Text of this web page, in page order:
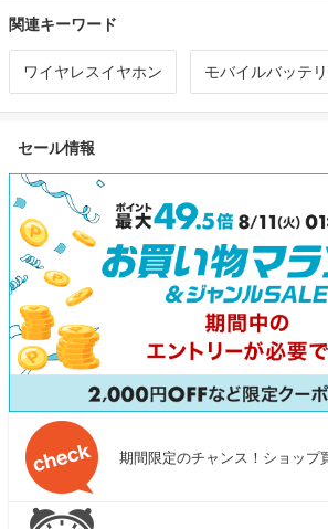
関連キーワード
ワイヤレスイヤホン モバイルバッテ
セール情報
期間限定のチャンス！ショップ